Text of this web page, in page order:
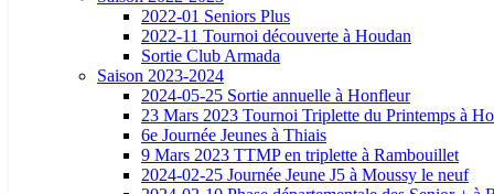
2022-01 Seniors Plus
2022-11 Tournoi découverte à Houdan
Sortie Club Armada
Saison 2023-2024
2024-05-25 Sortie annuelle à Honfleur
23 Mars 2023 Tournoi Triplette du Printemps à
6e Journée Jeunes à Thiais
9 Mars 2023 TTMP en triplette à Rambouillet
2024-02-25 Journée Jeune J5 à Moussy le neuf